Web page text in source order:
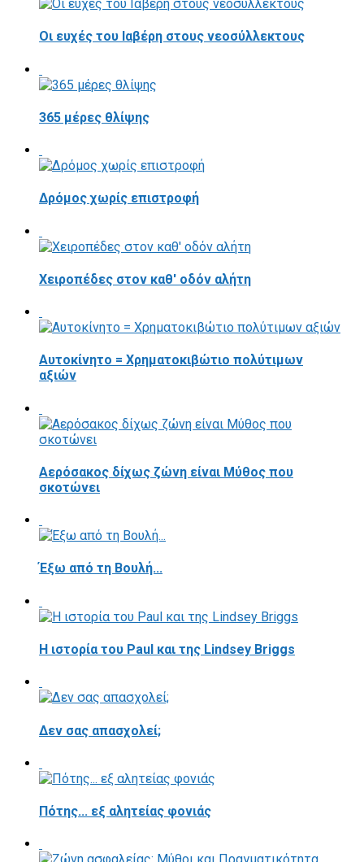
Οι ευχές του Ιαβέρη στους νεοσύλλεκτους
365 μέρες θλίψης
Δρόμος χωρίς επιστροφή
Χειροπέδες στον καθ' οδόν αλήτη
Αυτοκίνητο = Χρηματοκιβώτιο πολύτιμων
αξιών
Αερόσακος δίχως ζώνη είναι Μύθος που
σκοτώνει
Έξω από τη Βουλή...
Η ιστορία του Paul και της Lindsey Briggs
Δεν σας απασχολεί;
Πότης... εξ αλητείας φονιάς